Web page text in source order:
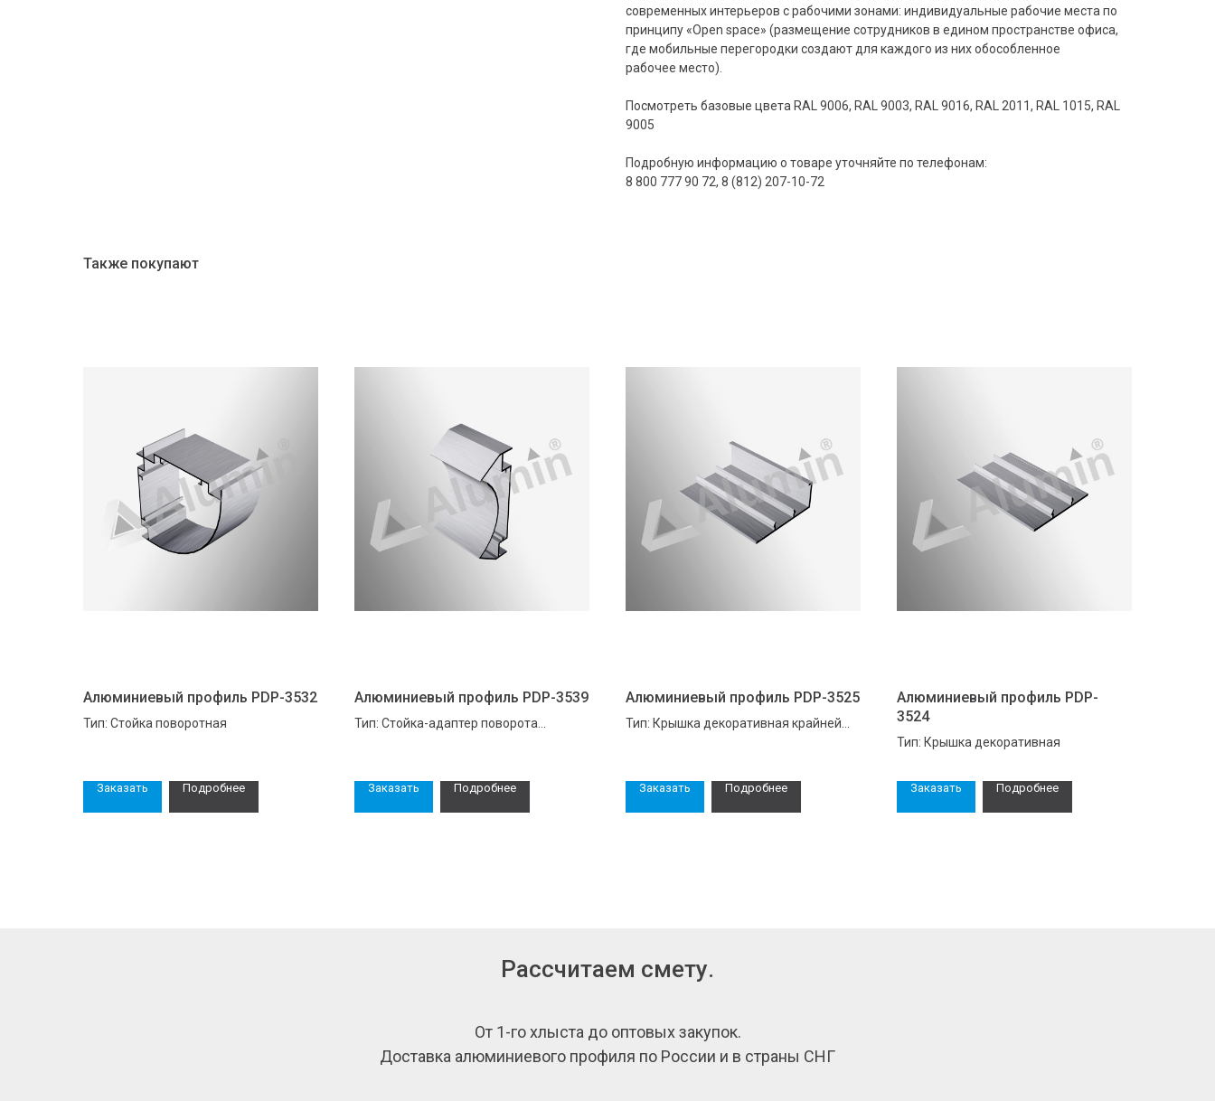
современных интерьеров с рабочими зонами: индивидуальные рабочие места по
принципу «Open space» (размещение сотрудников в едином пространстве офиса,
где мобильные перегородки создают для каждого из них обособленное
рабочее место).
Посмотреть базовые цвета RAL 9006, RAL 9003, RAL 9016, RAL 2011, RAL 1015, RAL
9005
Подробную информацию о товаре уточняйте по телефонам:
8 800 777 90 72, 8 (812) 207-10-72
Также покупают
Алюминиевый профиль PDP-3532
Тип: Стойка поворотная
Заказать Подробнее
Алюминиевый профиль PDP-3539
Тип: Стойка-адаптер поворота
Заказать Подробнее
Алюминиевый профиль PDP-3525
Тип: Крышка декоративная крайней
Заказать Подробнее
Алюминиевый профиль PDP-
3524
Тип: Крышка декоративная
Заказать Подробнее
Рассчитаем смету.
От 1-го хлыста до оптовых закупок.
Доставка алюминиевого профиля по России и в страны СНГ